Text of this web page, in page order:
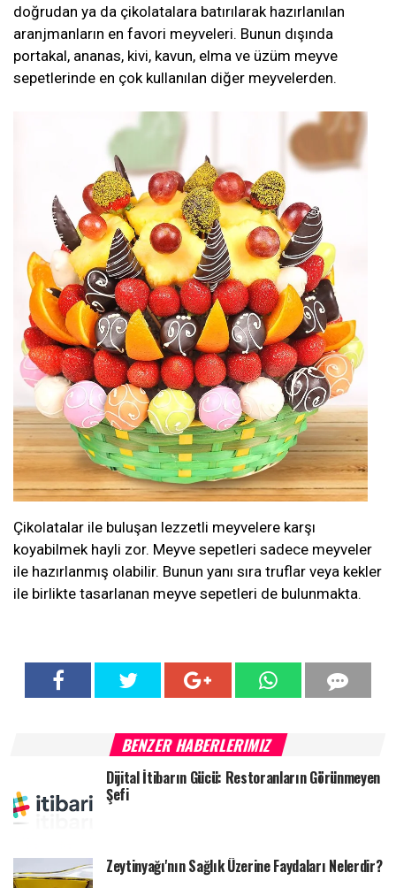
doğrudan ya da çikolatalara batırılarak hazırlanılan
aranjmanların en favori meyveleri. Bunun dışında
portakal, ananas, kivi, kavun, elma ve üzüm meyve
sepetlerinde en çok kullanılan diğer meyvelerden.
Çikolatalar ile buluşan lezzetli meyvelere karşı
koyabilmek hayli zor. Meyve sepetleri sadece meyveler
ile hazırlanmış olabilir. Bunun yanı sıra truflar veya kekler
ile birlikte tasarlanan meyve sepetleri de bulunmakta.
BENZER HABERLERIMIZ
Dijital İtibarın Gücü: Restoranların Görünmeyen
Şefi
Zeytinyağı'nın Sağlık Üzerine Faydaları Nelerdir?